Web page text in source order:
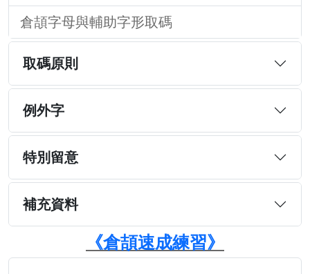
倉頡字母與輔助字形取碼
取碼原則
例外字
特別留意
補充資料
《倉頡速成練習》